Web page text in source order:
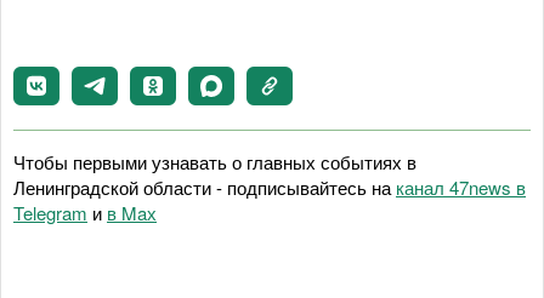
Чтобы первыми узнавать о главных событиях в
Ленинградской области - подписывайтесь на канал 47news в
Telegram и в Maх